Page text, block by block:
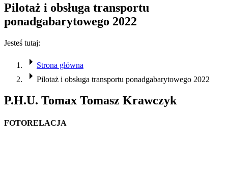
Pilotaż i obsługa transportu
ponadgabarytowego 2022
Jesteś tutaj:
Strona główna
Pilotaż i obsługa transportu ponadgabarytowego 2022
P.H.U. Tomax Tomasz Krawczyk
FOTORELACJA